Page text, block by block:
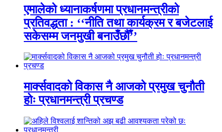
एमालेको ध्यानाकर्षणमा प्रधानमन्त्रीको
प्रतिवद्धता : ‘‘नीति तथा कार्यक्रम र बजेटलाई
सकेसम्म जनमुखी बनाउँछौँ’’
मार्क्सवादको विकास नै आजको प्रमुख चुनौती
होः प्रधानमन्त्री प्रचण्ड